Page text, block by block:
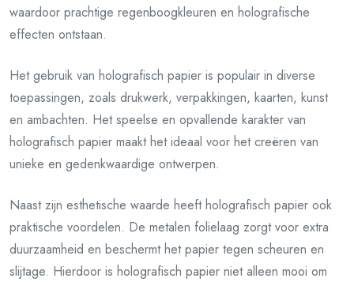
waardoor prachtige regenboogkleuren en holografische
effecten ontstaan.
Het gebruik van holografisch papier is populair in diverse
toepassingen, zoals drukwerk, verpakkingen, kaarten, kunst
en ambachten. Het speelse en opvallende karakter van
holografisch papier maakt het ideaal voor het creëren van
unieke en gedenkwaardige ontwerpen.
Naast zijn esthetische waarde heeft holografisch papier ook
praktische voordelen. De metalen folielaag zorgt voor extra
duurzaamheid en beschermt het papier tegen scheuren en
slijtage. Hierdoor is holografisch papier niet alleen mooi om